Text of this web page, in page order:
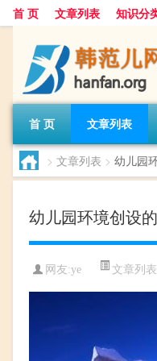
首 页 文章列表 知识分
首 页 文章列表
> 文章列表 > 幼儿园
幼儿园环境创设
网友:ye 文章列表